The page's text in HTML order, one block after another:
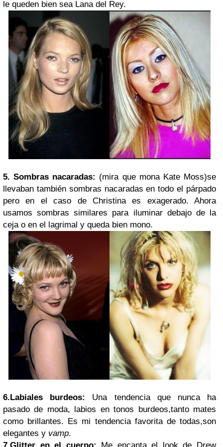
le queden bien sea Lana del Rey.
5. Sombras nacaradas: (mira que mona Kate Moss)se
llevaban también sombras nacaradas en todo el párpado
pero en el caso de Christina es exagerado. Ahora
usamos sombras similares para iluminar debajo de la
ceja o en el lagrimal y queda bien mono.
6.Labiales burdeos:
Una tendencia que nunca ha
pasado de moda, labios en tonos burdeos,tanto mates
como brillantes. Es mi tendencia favorita de todas,son
elegantes y vamp.